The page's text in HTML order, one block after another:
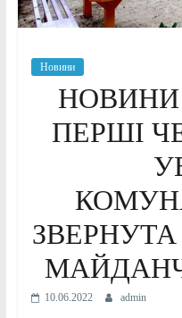
Новини
ПЕРШІ
10.06.2022 admin